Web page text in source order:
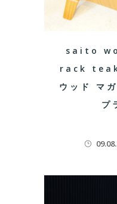
saito
rack teak
ウッド マ
プ